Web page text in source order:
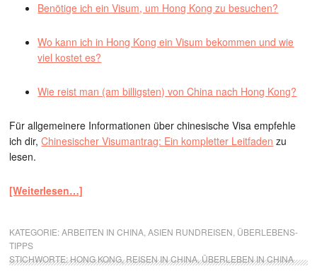
Benötige ich ein Visum, um Hong Kong zu besuchen?
Wo kann ich in Hong Kong ein Visum bekommen und wie
viel kostet es?
Wie reist man (am billigsten) von China nach Hong Kong?
Für allgemeinere Informationen über chinesische Visa empfehle
ich dir,Chinesischer Visumantrag: Ein kompletter Leitfaden zu
lesen.
[Weiterlesen…]
KATEGORIE:ARBEITEN IN CHINA ,ASIEN RUNDREISEN ÜBERLEBENS-
TIPPS
STICHWORTE:HONG KONG,REISEN IN CHINA,ÜBERLEBEN IN CHINA